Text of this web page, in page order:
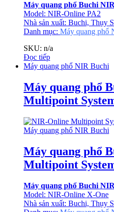
Máy quang phổ Buchi
Model: NIR-Online PA2
Nhà sản xuất: Buchi, Thụy
Danh mục: Máy quang phổ
SKU: n/a
Đọc tiếp
Máy quang phổ NIR Buchi
Máy quang phổ
Multipoint
Máy quang phổ NIR Buchi
Máy quang phổ
Multipoint
Máy quang phổ Buchi
Model: NIR-Online X-One
Nhà sản xuất: Buchi, Thụy